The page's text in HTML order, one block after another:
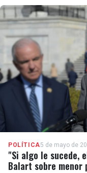
siquiera iba a
POLÍTICA5 de mayo de
"Si algo le sucede,
Balart sobre menor